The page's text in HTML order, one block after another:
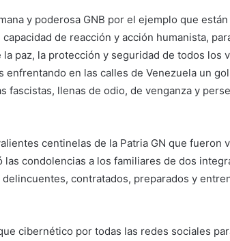
y poderosa GNB por el ejemplo que
de reacción y acción humanista,
paz, la protección y seguridad de todos los
enfrentando en las calles de Venezuela un
fascistas, llenas de odio, de venganza y
centinelas de la Patria GN que fueron
condolencias a los familiares de dos
contratados, preparados y
cibernético por todas las redes sociales